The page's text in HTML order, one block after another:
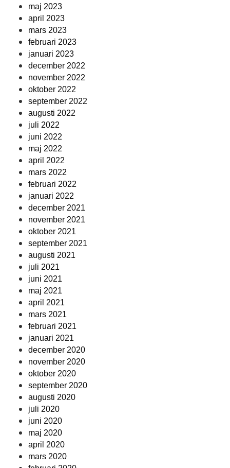
maj 2023
april 2023
mars 2023
februari 2023
januari 2023
december 2022
november 2022
oktober 2022
september 2022
augusti 2022
juli 2022
juni 2022
maj 2022
april 2022
mars 2022
februari 2022
januari 2022
december 2021
november 2021
oktober 2021
september 2021
augusti 2021
juli 2021
juni 2021
maj 2021
april 2021
mars 2021
februari 2021
januari 2021
december 2020
november 2020
oktober 2020
september 2020
augusti 2020
juli 2020
juni 2020
maj 2020
april 2020
mars 2020